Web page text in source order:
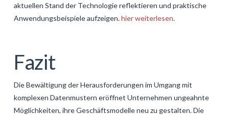
aktuellen Stand der Technologie reflektieren und praktische
Anwendungsbeispiele aufzeigen.hier weiterlesen.
Fazit
Die Bewältigung der Herausforderungen im Umgang mit
komplexen Datenmustern eröffnet Unternehmen ungeahnte
Möglichkeiten, ihre Geschäftsmodelle neu zu gestalten. Die